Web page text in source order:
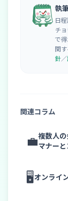
執
日
チ
で
関
針／
関連コラム
💼複数人
マナー
🖥️オンライ